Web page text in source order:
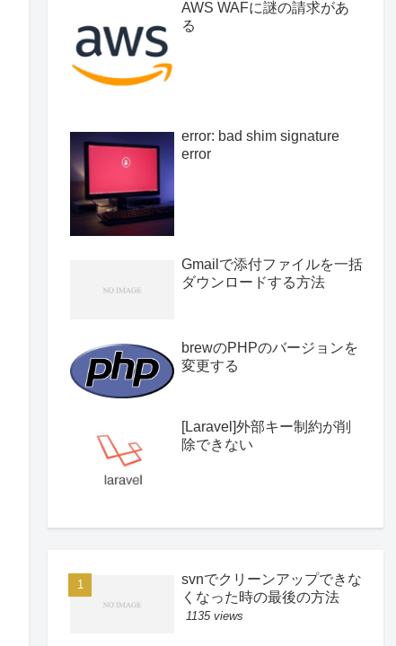
AWS WAFに謎の請求があ
る
error: bad shim signature
error
Gmailで添付ファイルを一括
ダウンロードする方法
brewのPHPのバージョンを
変更する
[Laravel]外部キー制約が削
除できない
svnでクリーンアップできな
くなった時の最後の方法
1135 views